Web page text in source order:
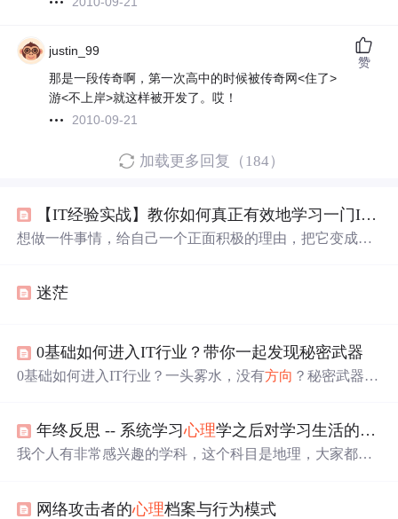
justin_99
那是一段传奇啊，第一次高中的时候被传奇网<住了>
游<不上岸>就这样被开发了。哎！
2010-09-21
赞
加载更多回复（184）
【IT经验实战】教你如何真正有效地学习一门IT技术
想做一件事情，给自己一个正面积极的理由，把它变成自
拥有了属于你自己的使命感，成功离你也就不远了，加
迷茫
0基础如何进入IT行业？带你一起发现秘密武器
0基础如何进入IT行业？一头雾水，没有方向 ？秘密武器就
年终反思 -- 系统学习心理学之后对学习生活的感悟【再见2024，你好2024】_系统学习
我个人有非常感兴趣的学科，这个科目是地理，大家都知
趣，还有的是因为地理这个科目经常能够考高分，是这个
网络攻击者的心理档案与行为模式